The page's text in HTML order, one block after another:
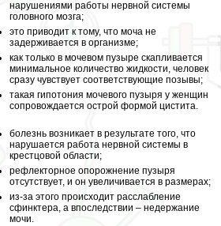
нарушениями работы нервной системы
головного мозга;
это приводит к тому, что моча не
задерживается в организме;
как только в мочевом пузыре скапливается
минимальное количество жидкости, человек
сразу чувствует соответствующие позывы;
такая гипотония мочевого пузыря у женщин
сопровождается острой формой цистита.
болезнь возникает в результате того, что
нарушается работа нервной системы в
крестцовой области;
рефлекторное oпopoжнение пузыря
отсутствует, и он увеличивается в размерах;
из-за этого происходит расслабление
сфинктера, а впоследствии – недержание
мочи.